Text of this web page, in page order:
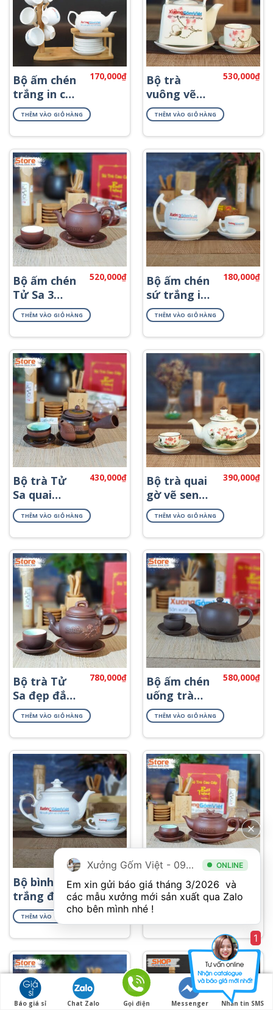
Bộ ấm chén
trắng in chữ
AT-02
170,000₫
THÊM VÀO GIỎ HÀNG
Bộ trà
vuông vẽ
hoa sen đỏ
ATV-01
530,000₫
THÊM VÀO GIỎ HÀNG
Bộ ấm chén
Tử Sa 3
chân ATS-81
520,000₫
THÊM VÀO GIỎ HÀNG
Bộ ấm chén
sứ trắng in
logo quà
tặng AT-09
180,000₫
THÊM VÀO GIỎ HÀNG
Bộ trà Tử
Sa quai
ngang ATS-
69
430,000₫
THÊM VÀO GIỎ HÀNG
Bộ trà quai
gờ vẽ sen
và lá ATV-07
390,000₫
THÊM VÀO GIỎ HÀNG
Bộ trà Tử
Sa đẹp đắp
nổi ATS-76
780,000₫
THÊM VÀO GIỎ HÀNG
Bộ ấm chén
uống trà
gốm ATS-84
580,000₫
THÊM VÀO GIỎ HÀNG
Bộ bình trà
trắng đẹp in
logo giá rẻ
ATK-21
240,000 ₫
THÊM VÀO GIỎ HÀNG
Bộ trà gốm
Tử Sa cao
cấp ATS-86
420,000
Báo giá sỉ Chat Zalo Gọi điện Messenger Nhắn tin SMS
Xưởng Gốm Việt - 094.1900.823 ONLINE
Em xin gửi báo giá tháng 3/2026  và
các mẫu xưởng mới sản xuất qua Zalo
cho bên mình nhé !
1